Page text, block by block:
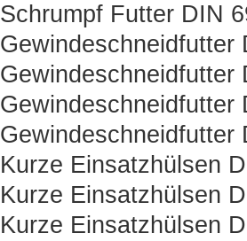
Schrumpf Futter DIN
Gewindeschneidfutter
Gewindeschneidfutter
Gewindeschneidfutter
Gewindeschneidfutter
Kurze Einsatzhülsen
Kurze Einsatzhülsen
Kurze Einsatzhülsen